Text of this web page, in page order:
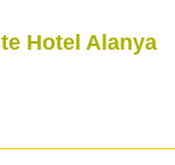
Hotel Alanya